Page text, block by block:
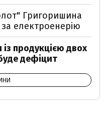
Григоришина
електроенерію
продукцією двох
дефіцит